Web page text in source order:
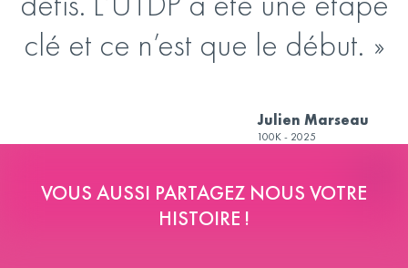
clé et ce n’est que le début.
Julien Marseau
100K - 2025
VOUS AUSSI PARTAGEZ NOUS VOTRE
HISTOIRE !